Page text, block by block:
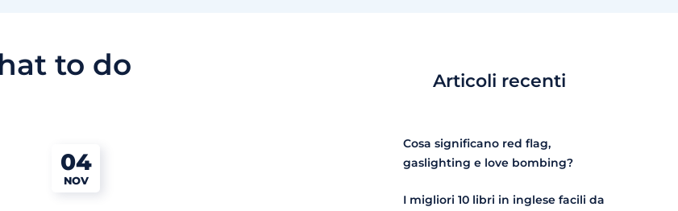
to do
04
NOV
Articoli recenti
Cosa significano red flag,
gaslighting e love bombing?
I migliori 10 libri in inglese facili da